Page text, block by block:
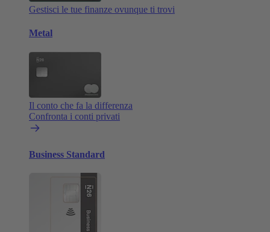
Gestisci le tue finanze ovunque ti trovi
Metal
Il conto che fa la differenza
Confronta i conti privati
Business Standard